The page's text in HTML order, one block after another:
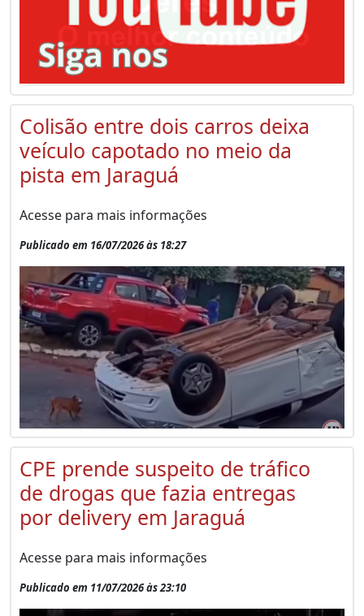
Colisão entre dois carros deixa
veículo capotado no meio da
pista em Jaraguá
Acesse para mais informações
Publicado em 16/07/2026 às 18:27
CPE prende suspeito de tráfico
de drogas que fazia entregas
por delivery em Jaraguá
Acesse para mais informações
Publicado em 11/07/2026 às 23:10